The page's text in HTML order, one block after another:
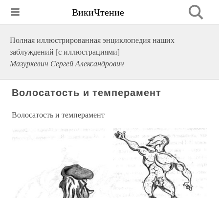
ВикиЧтение
Полная иллюстрированная энциклопедия наших
заблуждений [с иллюстрациями]
Мазуркевич Сергей Александрович
Волосатость и темперамент
Волосатость и темперамент